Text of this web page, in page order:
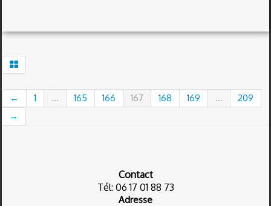
← 1 ... 165 166 167 168 169 ...
209
→
Contact
Tél: 06 17 01 88 73
Adresse